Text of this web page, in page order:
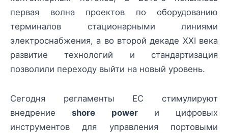
первая волна проектов по оборудованию
терминалов стационарными линиями
электроснабжения, а во второй декаде XXI века
развитие технологий и стандартизация
позволили переходу выйти на новый уровень.
Сегодня регламенты ЕС стимулируют
внедрениеshore powerи цифровых
инструментов для управления портовыми